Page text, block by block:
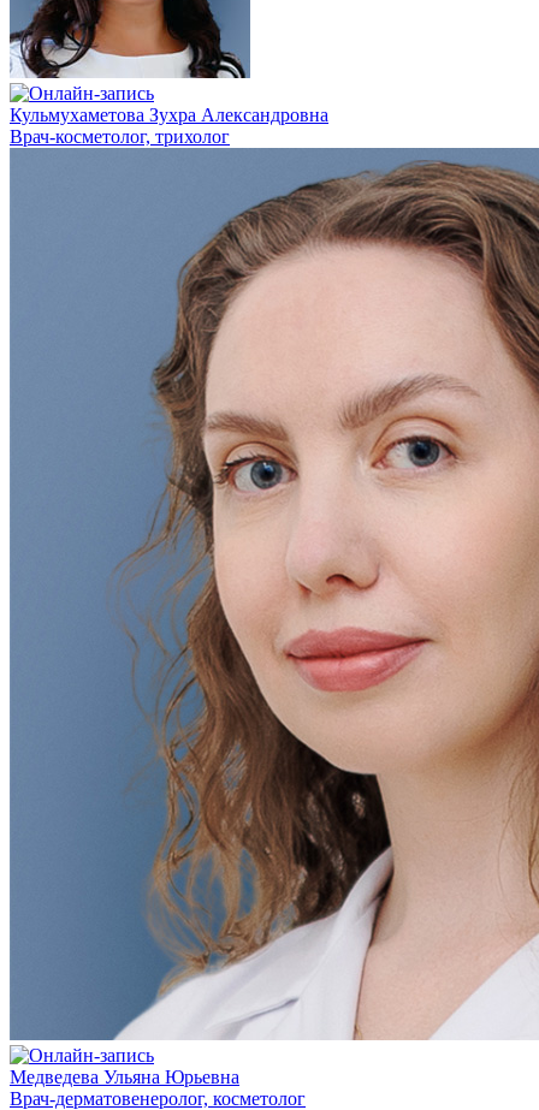
Кульмухаметова Зухра Александровна
Врач-косметолог, трихолог
Медведева Ульяна Юрьевна
Врач-дерматовенеролог, косметолог